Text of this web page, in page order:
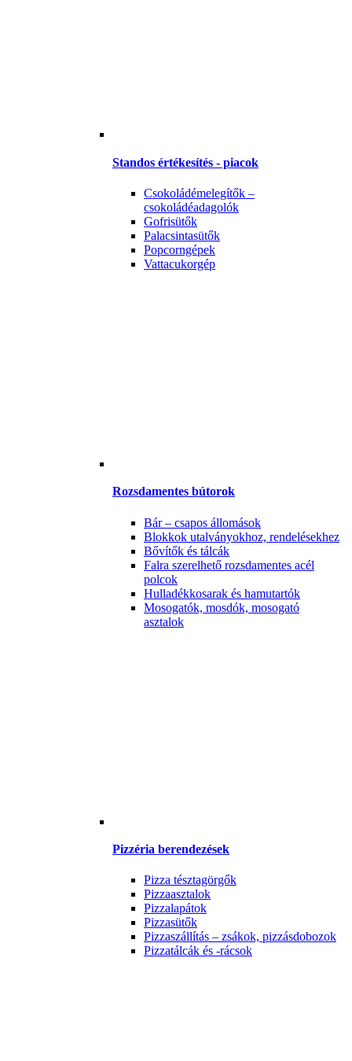
Standos értékesítés - piacok
Csokoládémelegítők –
csokoládéadagolók
Gofrisütők
Palacsintasütők
Popcorngépek
Vattacukorgép
Rozsdamentes bútorok
Bár – csapos állomások
Blokkok utalványokhoz, rendelésekhez
Bővítők és tálcák
Falra szerelhető rozsdamentes acél
polcok
Hulladékkosarak és hamutartók
Mosogatók, mosdók, mosogató
asztalok
Pizzéria berendezések
Pizza tésztagörgők
Pizzaasztalok
Pizzalapátok
Pizzasütők
Pizzaszállítás – zsákok, pizzásdobozok
Pizzatálcák és -rácsok